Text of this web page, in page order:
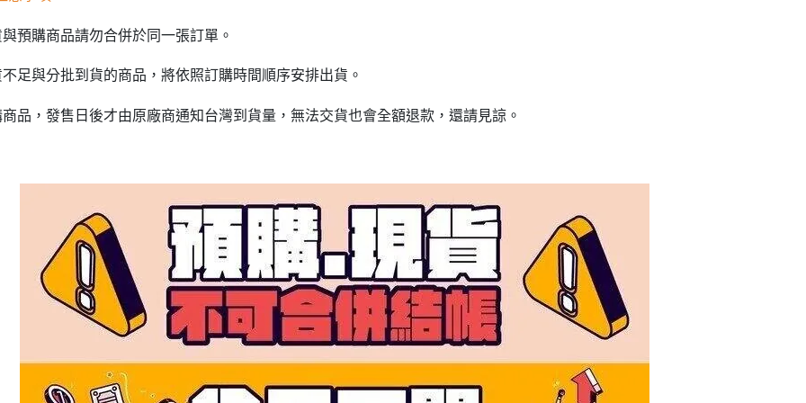
預購商品請勿合併於同一張訂單。
足與分批到貨的商品，將依照訂購時間順序安排出貨。
品，發售日後才由原廠商通知台灣到貨量，無法交貨也會全額退款，還請見諒。